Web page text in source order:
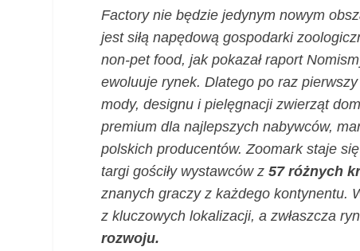
Factory nie będzie jedynym nowym
jest siłą napędową gospodarki
non-pet food, jak pokazał raport
ewoluuje rynek. Dlatego po raz
mody, designu i pielęgnacji zwierząt
premium dla najlepszych nabywców,
polskich producentów. Zoomark staje
targi gościły wystawców z57 różnych
znanych graczy z każdego kontynentu.
z kluczowych lokalizacji, a zwłaszcza
rozwoju.